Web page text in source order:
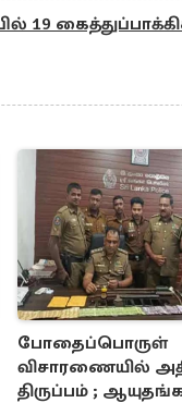
19
போதைப்பொருள்
விசாரணையில்
திருப்பம் ;